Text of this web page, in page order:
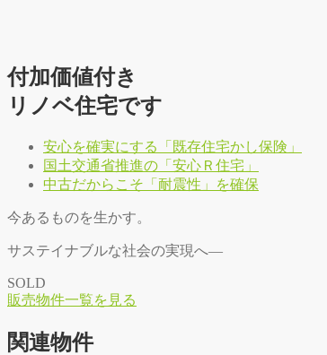
付加価値付き
リノベ住宅です
安心を確実にする「既存住宅かし保険」
国土交通省推進の「安心Ｒ住宅」
中古だからこそ「耐震性」を確保
今あるものを生かす。
サステイナブルな社会の実現へ―
SOLD
販売物件一覧を 見る
関連物件